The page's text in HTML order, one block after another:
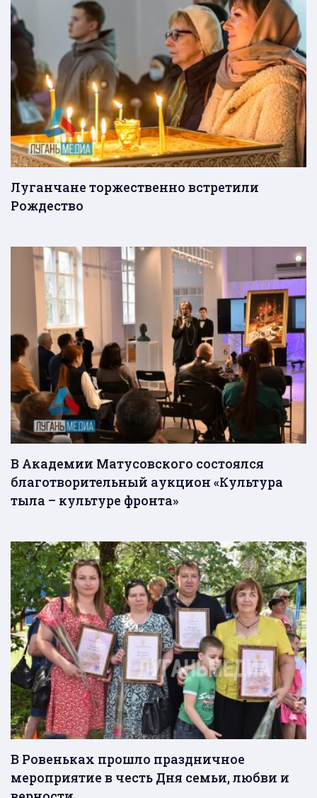
Луганчане торжественно встретили
Рождество
В Академии Матусовского состоялся
благотворительный аукцион «Культура
тыла – культуре фронта»
В Ровеньках прошло праздничное
мероприятие в честь Дня семьи, любви и